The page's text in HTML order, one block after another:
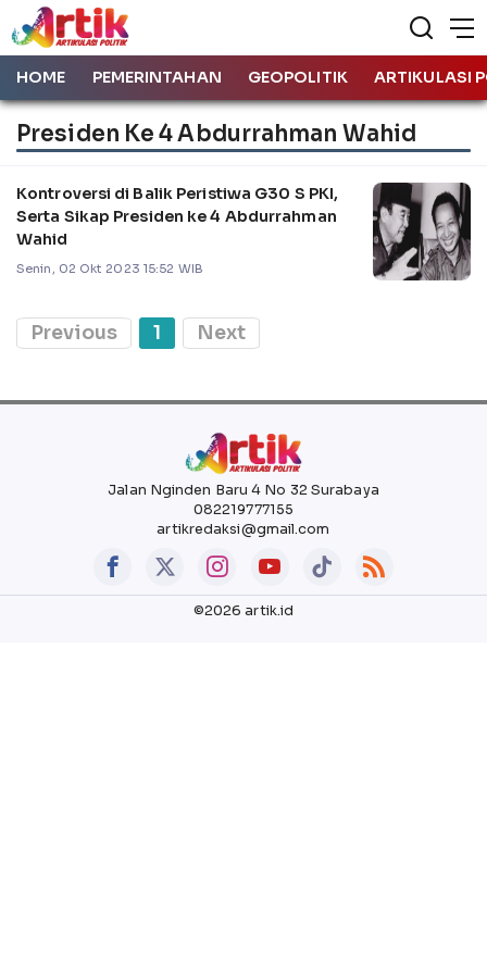
HOME PEMERINTAHAN GEOPOLITIK ARTIKULASI
Presiden Ke 4 Abdurrahman Wahid
Kontroversi di Balik Peristiwa G30 S PKI,
Serta Sikap Presiden ke 4 Abdurrahman
Wahid
Senin, 02 Okt 2023 15:52 WIB
Previous 1 Next
Jalan Nginden Baru 4 No 32 Surabaya
082219777155
artikredaksi@gmail.com
©2026 artik.id